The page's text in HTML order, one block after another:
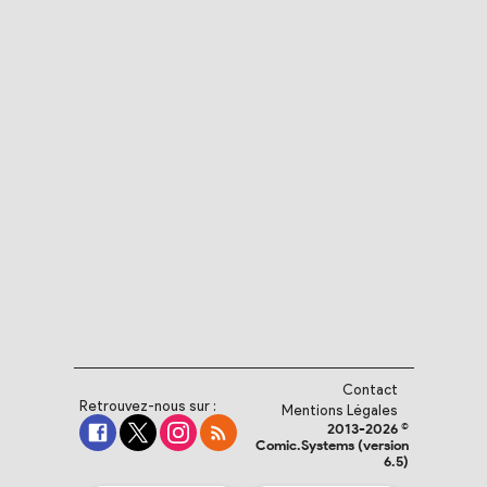
Retrouvez-nous sur :
Contact
Mentions Légales
2013-2026 ©
Comic.Systems (version
6.5)